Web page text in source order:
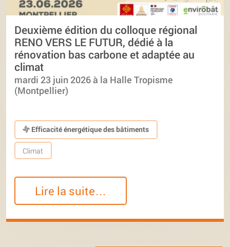
Deuxième édition du colloque régional
RENO VERS LE FUTUR, dédié à la
rénovation bas carbone et adaptée au
climat
mardi 23 juin 2026 à la Halle Tropisme
(Montpellier)
Efficacité énergétique des bâtiments
Climat
Lire la suite…